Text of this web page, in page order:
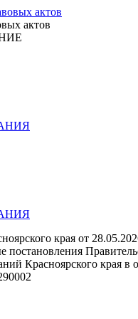
актов
края от
Красноярского края в